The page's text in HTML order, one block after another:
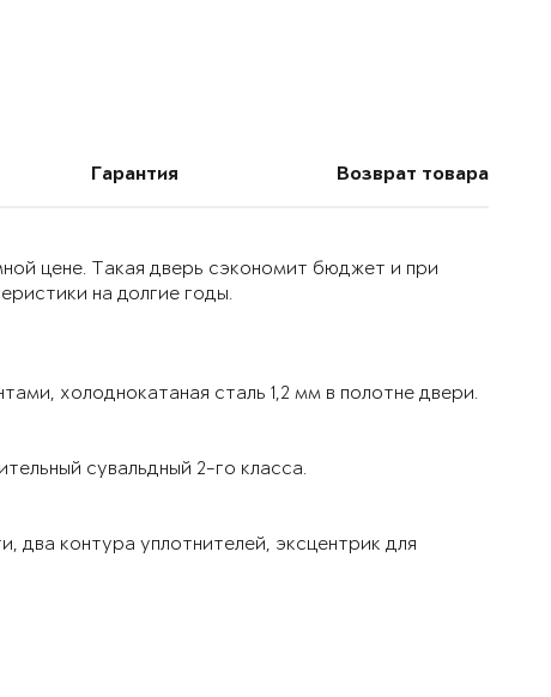
Гарантия Возврат товара
цене. Такая дверь сэкономит бюджет и при
на долгие годы.
холоднокатаная сталь 1,2 мм в полотне двери.
сувальдный 2-го класса.
два контура уплотнителей, эксцентрик для